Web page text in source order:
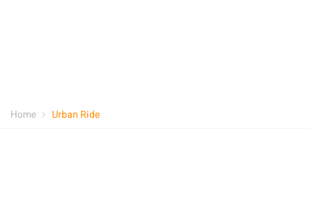
Home Urban Ride